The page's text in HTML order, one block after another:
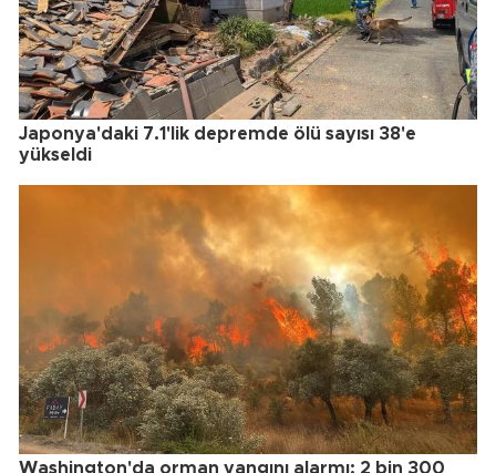
Japonya'daki 7.1'lik depremde ölü sayısı 38'e
yükseldi
Washington'da orman yangını alarmı: 2 bin 300